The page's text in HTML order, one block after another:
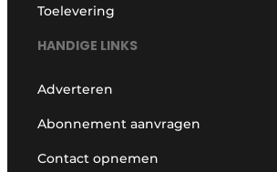
Toelevering
HANDIGE LINKS
Adverteren
Abonnement aanvragen
Contact opnemen